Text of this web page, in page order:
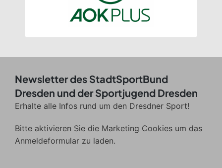
Newsletter des StadtSportBund
Dresden und der Sportjugend Dresden
Erhalte alle Infos rund um den Dresdner Sport!
Bitte aktivieren Sie die Marketing Cookies um das
Anmeldeformular zu laden.